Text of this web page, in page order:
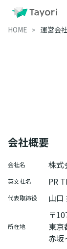
HOME 運営会
会社概要
会社名 株式
英文社名 PR
代表取締役 山口
所在地
〒
東京
赤坂